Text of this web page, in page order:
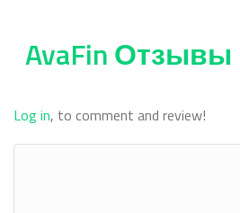
AvaFin
Log in, to comment and review!